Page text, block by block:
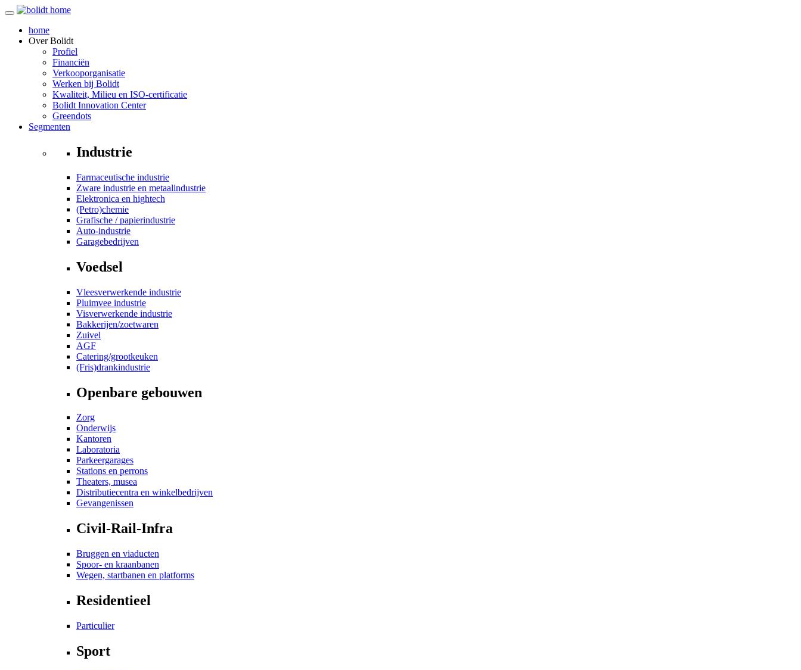
home
OverBolidt
Profiel
Financiën
Verkooporganisatie
Werken bij Bolidt
Kwaliteit, Milieu en ISO-certificatie
Bolidt Innovation Center
Greendots
Segmenten
Industrie
Farmaceutische industrie
Zware industrie en metaalindustrie
Elektronica en hightech
(Petro)chemie
Grafische / papierindustrie
Auto-industrie
Garagebedrijven
Voedsel
Vleesverwerkende industrie
Pluimvee industrie
Visverwerkende industrie
Bakkerijen/zoetwaren
Zuivel
AGF
Catering/grootkeuken
(Fris)drankindustrie
Openbare gebouwen
Zorg
Onderwijs
Kantoren
Laboratoria
Parkeergarages
Stations en perrons
Theaters, musea
Distributiecentra en winkelbedrijven
Gevangenissen
Civil-Rail-Infra
Bruggen en viaducten
Spoor- en kraanbanen
Wegen, startbanen en platforms
Residentieel
Particulier
Sport